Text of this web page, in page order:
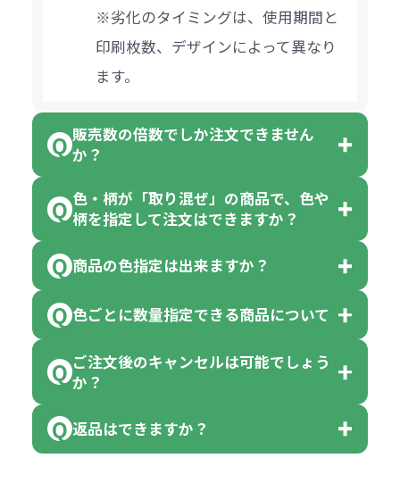
※劣化のタイミングは、使用期間と
印刷枚数、デザインによって異なり
ます。
販売数の倍数でしか注文できません
か？
一部商品（※）を除き、注文可能数
です。
ります。
【例】注文可能数が100個の場合
は、100個以上でしたら、何個でも
可能です。
色・柄が「取り混ぜ」の商品で、色や
柄を指定して注文はできますか？
「色・柄 取り混ぜ」のラベルがつい
ている商品は、色指定不可となって
ん。
商品の色指定は出来ますか？
色指定できる商品もございますが商
品の詳細に「色・柄 取り混ぜ」のラ
ベルや商品画像に「〇色取混ぜ」な
ては色指定が出来ません。
色ごとに数量指定できる商品について
「選べる本体色」のラベルが付いて
す。
ご注文後のキャンセルは可能でしょう
か？
お客様都合でのキャンセルは、制作
返品はできますか？